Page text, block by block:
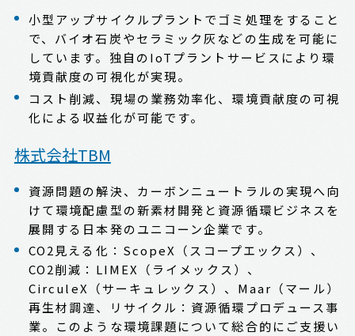
小型アップサイクルプラントでゴミ処理をすること
で、バイオ石炭やセラミック灰などの生成を可能に
しています。独自のIoTプラントサービスにより環
境貢献度の可視化が実現。
コスト削減、現場の業務効率化、環境貢献度の可視
化による収益化が可能です。
株式会社TBM
資源問題の解決、カーボンニュートラルの実現へ向
けて環境配慮型の新素材開発と資源循環ビジネスを
展開する日本発のユニコーン企業です。
CO2見える化：ScopeX（スコープエックス）、
CO2削減：LIMEX（ライメックス）、
CirculeX（サーキュレックス）、Maar（マール）
再生材調達、リサイクル：資源循環プロデュース事
業。このような環境課題について総合的にご支援い